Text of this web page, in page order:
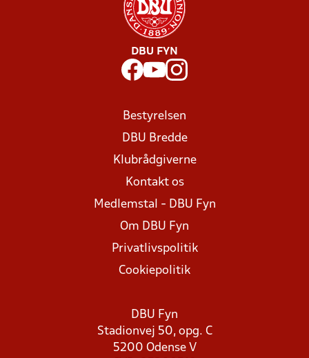
DBU FYN
Bestyrelsen
DBU Bredde
Klubrådgiverne
Kontakt os
Medlemstal - DBU Fyn
Om DBU Fyn
Privatlivspolitik
Cookiepolitik
DBU Fyn
Stadionvej 50, opg. C
5200 Odense V